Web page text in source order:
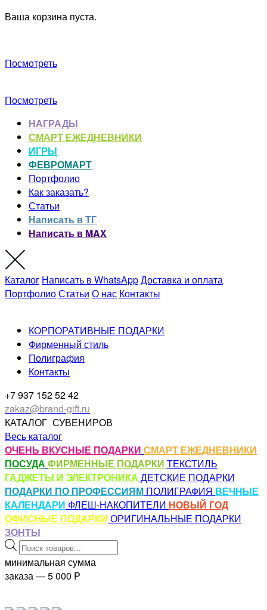
Ваша корзина пуста.
Посмотреть
Посмотреть
НАГРАДЫ
СМАРТ ЕЖЕДНЕВНИКИ
ИГРЫ
ФЕВРОМАРТ
Портфолио
Как заказать?
Статьи
Написать в ТГ
Написать в MAX
Каталог Написать в WhatsAppДоставка и оплата
ПортфолиоСтатьи О нас Контакты
КОРПОРАТИВНЫЕ ПОДАРКИ
Фирменный стиль
Полиграфия
Контакты
+7 937 152 52 42
zakaz@brand-gift.ru
КАТАЛОГ СУВЕНИРОВ
Весь каталог
ОЧЕНЬ ВКУСНЫЕ ПОДАРКИ СМАРТ ЕЖЕДНЕВНИКИ
ПОСУДА ФИРМЕННЫЕ ПОДАРКИ ТЕКСТИЛЬ
ГАДЖЕТЫ И ЭЛЕКТРОНИКА ДЕТСКИЕ ПОДАРКИ
ПОДАРКИ ПО ПРОФЕССИЯМ ПОЛИГРАФИЯ ВЕЧНЫЕ
КАЛЕНДАРИ ФЛЕШ-НАКОПИТЕЛИ НОВЫЙ ГОД
ОФИСНЫЕ ПОДАРКИ ОРИГИНАЛЬНЫЕ ПОДАРКИ
ЗОНТЫ
Поиск
товаров
минимальная сумма
заказа — 5 000 P